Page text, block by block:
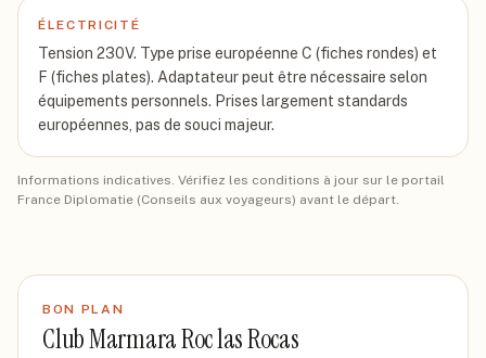
ÉLECTRICITÉ
Tension 230V. Type prise européenne C (fiches rondes) et
F (fiches plates). Adaptateur peut être nécessaire selon
équipements personnels. Prises largement standards
européennes, pas de souci majeur.
Informations indicatives. Vérifiez les conditions à jour sur le portail
France Diplomatie (Conseils aux voyageurs) avant le départ.
BON PLAN
Club Marmara Roc las Rocas